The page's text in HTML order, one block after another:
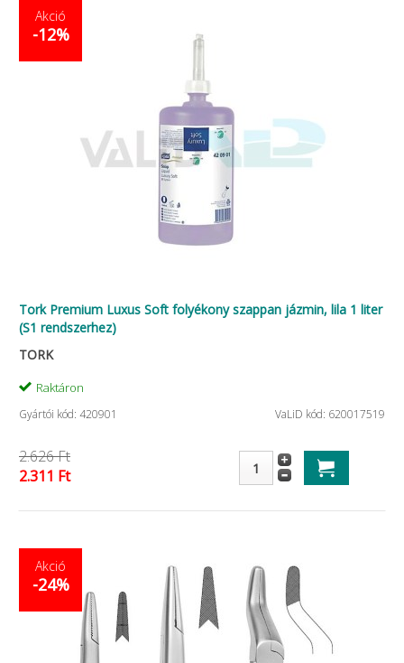
Akció
-12%
Tork Premium Luxus Soft folyékony szappan jázmin, lila 1 liter
(S1 rendszerhez)
TORK
Raktáron
Gyártói kód: 420901 VaLiD kód: 620017519
2.626 Ft
2.311 Ft
Akció
-24%